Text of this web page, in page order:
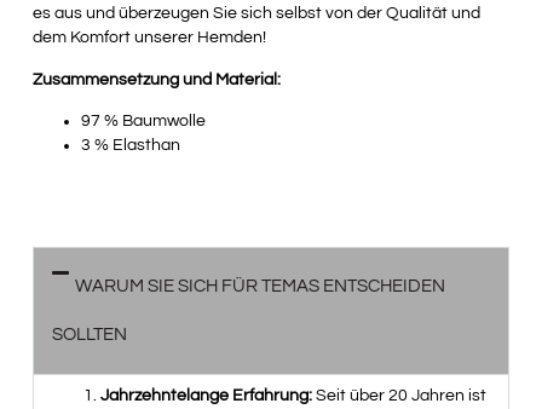
es aus und überzeugen Sie sich selbst von der Qualität und
dem Komfort unserer Hemden!
Zusammensetzung und Material:
97 % Baumwolle
3 % Elasthan
WARUM SIE SICH FÜR TEMAS ENTSCHEIDEN
SOLLTEN
Jahrzehntelange Erfahrung:Seit über 20 Jahren ist